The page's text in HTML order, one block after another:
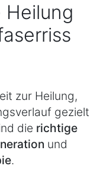
Heilung
zur Heilung,
gezielt
die richtige
und
.